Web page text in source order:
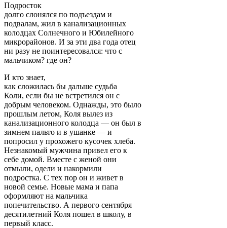
Подросток
долго слонялся по подъездам и
подвалам, жил в канализационных
колодцах Солнечного и Юбилейного
микрорайонов. И за эти два года отец
ни разу не поинтересовался: что с
мальчиком? где он?
И кто знает,
как сложилась бы дальше судьба
Коли, если бы не встретился он с
добрым человеком. Однажды, это было
прошлым летом, Коля вылез из
канализационного колодца — он был в
зимнем пальто и в ушанке — и
попросил у прохожего кусочек хлеба.
Незнакомый мужчина привел его к
себе домой. Вместе с женой они
отмыли, одели и накормили
подростка. С тех пор он и живет в
новой семье. Новые мама и папа
оформляют на мальчика
попечительство. А первого сентября
десятилетний Коля пошел в школу, в
первый класс.